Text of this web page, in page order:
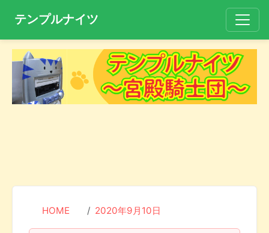
テンプルナイツ
HOME 2020年9月10日